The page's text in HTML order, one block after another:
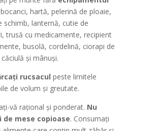
hartă, pelerină de ploaie,
schimb, lanternă, cutie de
trusă cu medicamente, recipient
busolă, cordelină, ciorapi de
şi mânuşi.
rucsacul peste limitele
de volum şi greutate.
vă raţional şi ponderat. Nu
de mese copioase. Consumaţi